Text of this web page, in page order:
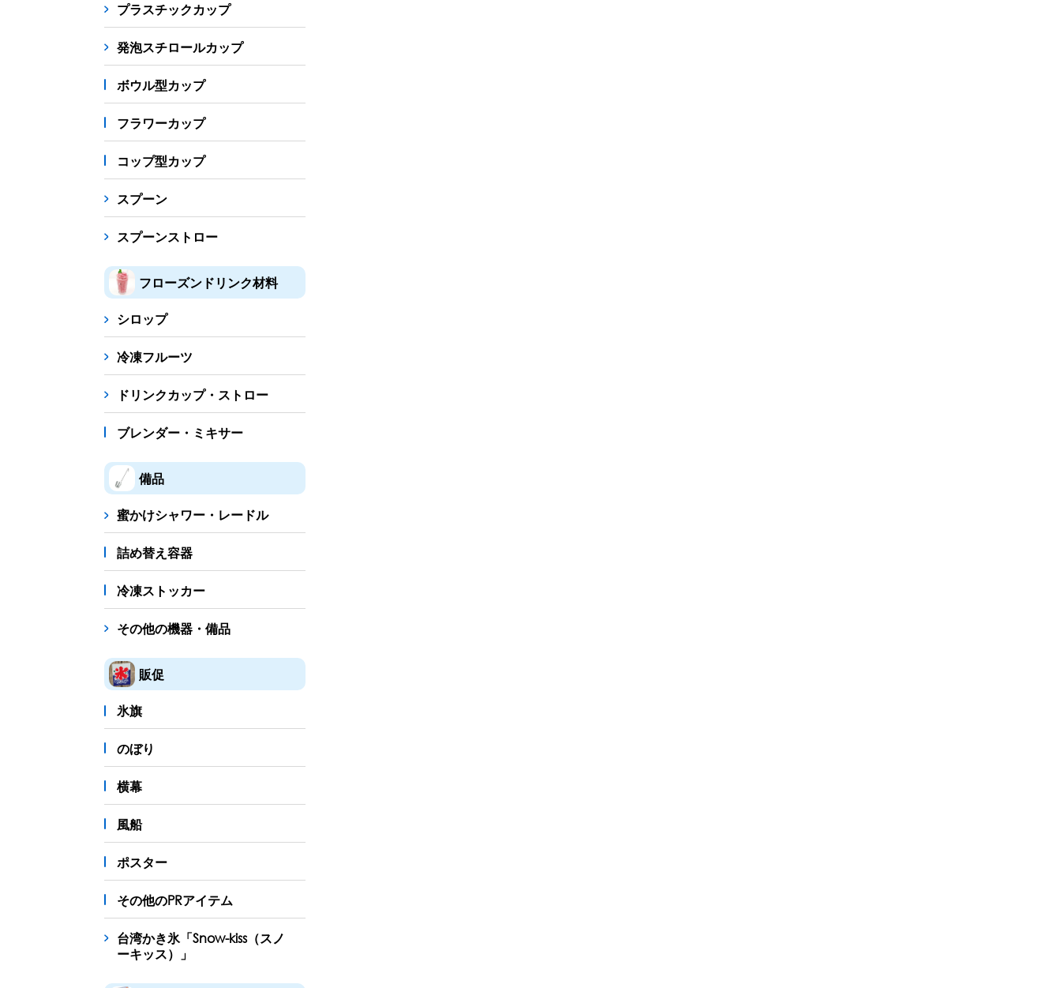
プラスチックカップ
発泡スチロールカップ
ボウル型カップ
フラワーカップ
コップ型カップ
スプーン
スプーンストロー
フローズンドリンク材料
シロップ
冷凍フルーツ
ドリンクカップ・ストロー
ブレンダー・ミキサー
備品
蜜かけシャワー・レードル
詰め替え容器
冷凍ストッカー
その他の機器・備品
販促
氷旗
のぼり
横幕
風船
ポスター
その他のPRアイテム
台湾かき氷「Snow-kiss（スノ
ーキッス）」